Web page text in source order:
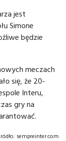
jest
Simone
będzie
meczach
się, że 20-
Interu,
gry na
sempreinter.com